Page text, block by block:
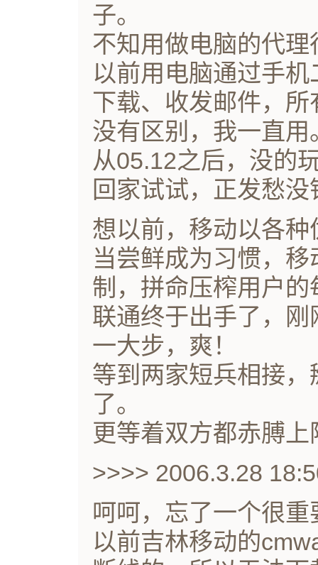
子。
不知用做电脑的代理
以前用电脑通过手
下载、收发邮件，
没有区别，我一直用
从05.12之后，没的
回家试试，正发愁
想以前，移动以各
当尝鲜成为习惯，
制，拼命压榨用户的
联通终于出手了，
一大步，爽！
等到两家短兵相接
了。
更等着双方都赤膊
>>>> 2006.3.28
呵呵，忘了一个很重
以前吉林移动的